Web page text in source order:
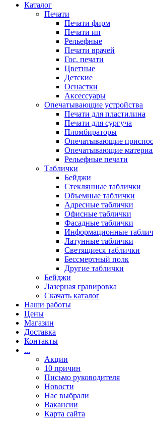
Каталог
Печати
Печати фирм
Печати ип
Рельефные
Печати врачей
Гос. печати
Цветные
Детские
Оснастки
Аксессуары
Опечатывающие устройства
Печати для пластилина
Печати для сургуча
Пломбираторы
Опечатывающие
Опечатывающие
Рельефные печати
Таблички
Бейджи
Стеклянные таблички
Объемные таблички
Адресные таблички
Офисные таблички
Фасадные таблички
Информационные
Латунные таблички
Светящиеся таблички
Бессмертный полк
Другие таблички
Бейджи
Лазерная гравировка
Скачать каталог
Наши работы
Цены
Магазин
Доставка
Контакты
...
Акции
10 причин
Письмо руководителя
Новости
Нас выбрали
Вакансии
Карта сайта